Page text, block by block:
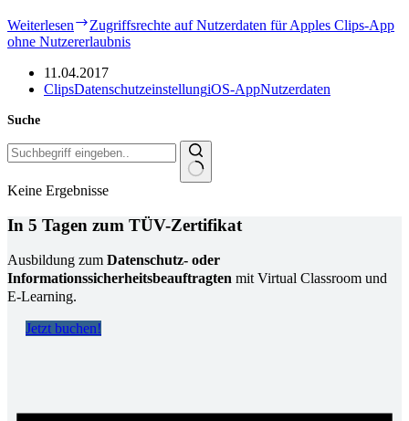
Weiterlesen
Zugriffsrechte auf Nutzerdaten für Apples Clips-App
ohne Nutzererlaubnis
11.04.2017
ClipsDatenschutzeinstellungiOS-AppNutzerdaten
Suche
Keine Ergebnisse
In 5 Tagen zum TÜV-Zertifikat
Ausbildung zum Datenschutz- oder
Informationssicherheitsbeauftragten mit Virtual Classroom und
E-Learning.
Jetzt buchen!